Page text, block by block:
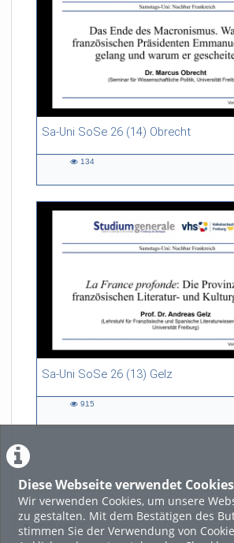
Diese Webseite verwendet Cookies
Wir verwenden Cookies, um unsere
zu gestalten. Mit dem Bestätigen des
stimmen Sie der Verwendung von
Sa-Uni SoSe 26 (14) Obrecht
46:53 duration
134
Sa-Uni SoSe 26 (13) Gelz
55:13 duration
915
LADE MEHR
Featured